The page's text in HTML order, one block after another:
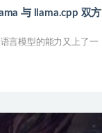
与 llama.cpp 双方
言模型的能力又上了一